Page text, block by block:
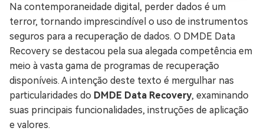
Na contemporaneidade digital, perder dados é um
terror, tornando imprescindível o uso de instrumentos
seguros para a recuperação de dados. O DMDE Data
Recovery se destacou pela sua alegada competência em
meio à vasta gama de programas de recuperação
disponíveis. A intenção deste texto é mergulhar nas
particularidades do DMDE Data Recovery, examinando
suas principais funcionalidades, instruções de aplicação
e valores.